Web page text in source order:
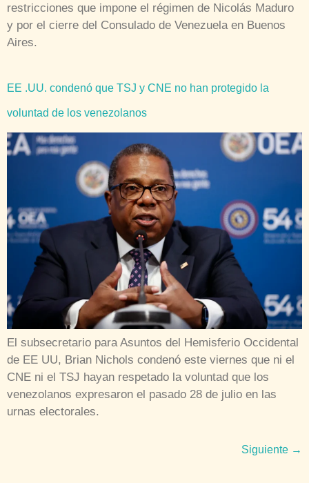
restricciones que impone el régimen de Nicolás Maduro
y por el cierre del Consulado de Venezuela en Buenos
Aires.
EE .UU. condenó que TSJ y CNE no han protegido la
voluntad de los venezolanos
El subsecretario para Asuntos del Hemisferio Occidental
de EE UU, Brian Nichols condenó este viernes que ni el
CNE ni el TSJ hayan respetado la voluntad que los
venezolanos expresaron el pasado 28 de julio en las
urnas electorales.
Siguiente →